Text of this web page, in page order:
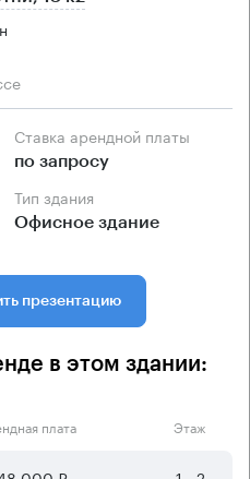
Ставка арендной платы
по запросу
Тип здания
Офисное здание
презентацию
в этом здании:
плата Этаж